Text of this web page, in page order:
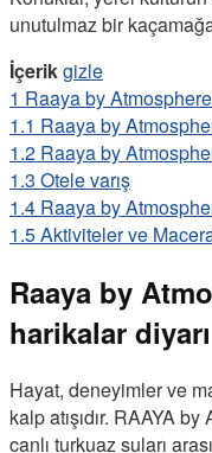
unutulmaz bir
İçerikgizle
1 Raaya by
1.1 Raaya by
1.2 Raaya by
1.3 Otele varış
1.4 Raaya by
1.5Aktiviteler ve
Raaya by
harikalar diyarı
Hayat, deneyimler ve
kalp atışıdır. RAAYA
canlı turkuaz suları